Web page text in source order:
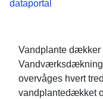
dataportal
Vandplante dækker
overvåges hvert
vandplantedækket